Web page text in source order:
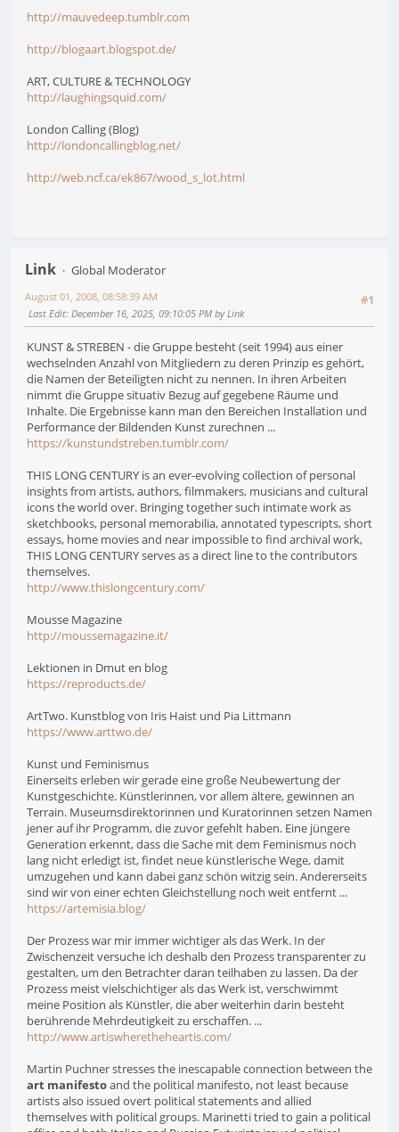
http://mauvedeep.tumblr.com
http://blogaart.blogspot.de/
ART, CULTURE & TECHNOLOGY
http://laughingsquid.com/
London Calling (Blog)
http://londoncallingblog.net/
http://web.ncf.ca/ek867/wood_s_lot.html
Link
Global Moderator
#1
August 01, 2008, 08:58:39 AM
Last Edit: December 16, 2025, 09:10:05 PM by Link
KUNST & STREBEN - die Gruppe besteht (seit 1994) aus einer
wechselnden Anzahl von Mitgliedern zu deren Prinzip es gehört,
die Namen der Beteiligten nicht zu nennen. In ihren Arbeiten
nimmt die Gruppe situativ Bezug auf gegebene Räume und
Inhalte. Die Ergebnisse kann man den Bereichen Installation und
Performance der Bildenden Kunst zurechnen ...
https://kunstundstreben.tumblr.com/
THIS LONG CENTURY is an ever-evolving collection of personal
insights from artists, authors, filmmakers, musicians and cultural
icons the world over. Bringing together such intimate work as
sketchbooks, personal memorabilia, annotated typescripts, short
essays, home movies and near impossible to find archival work,
THIS LONG CENTURY serves as a direct line to the contributors
themselves.
http://www.thislongcentury.com/
Mousse Magazine
http://moussemagazine.it/
Lektionen in Dmut en blog
https://reproducts.de/
ArtTwo. Kunstblog von Iris Haist und Pia Littmann
https://www.arttwo.de/
Kunst und Feminismus
Einerseits erleben wir gerade eine große Neubewertung der
Kunstgeschichte. Künstlerinnen, vor allem ältere, gewinnen an
Terrain. Museumsdirektorinnen und Kuratorinnen setzen Namen
jener auf ihr Programm, die zuvor gefehlt haben. Eine jüngere
Generation erkennt, dass die Sache mit dem Feminismus noch
lang nicht erledigt ist, findet neue künstlerische Wege, damit
umzugehen und kann dabei ganz schön witzig sein. Andererseits
sind wir von einer echten Gleichstellung noch weit entfernt ...
https://artemisia.blog/
Der Prozess war mir immer wichtiger als das Werk. In der
Zwischenzeit versuche ich deshalb den Prozess transparenter zu
gestalten, um den Betrachter daran teilhaben zu lassen. Da der
Prozess meist vielschichtiger als das Werk ist, verschwimmt
meine Position als Künstler, die aber weiterhin darin besteht
berührende Mehrdeutigkeit zu erschaffen. ...
http://www.artiswheretheheartis.com/
Martin Puchner stresses the inescapable connection between the
art manifestoand the political manifesto, not least because
artists also issued overt political statements and allied
themselves with political groups. Marinetti tried to gain a political